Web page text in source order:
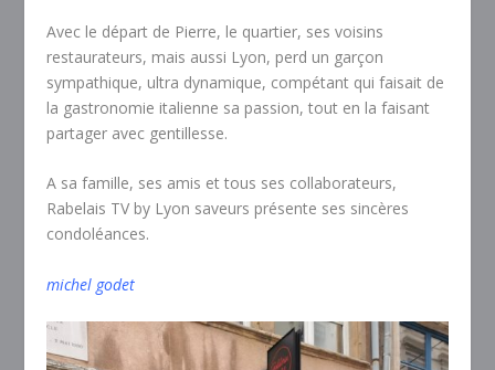
Avec le départ de Pierre, le quartier, ses voisins
restaurateurs, mais aussi Lyon, perd un garçon
sympathique, ultra dynamique, compétant qui faisait de
la gastronomie italienne sa passion, tout en la faisant
partager avec gentillesse.
A sa famille, ses amis et tous ses collaborateurs,
Rabelais TV by Lyon saveurs présente ses sincères
condoléances.
michel godet